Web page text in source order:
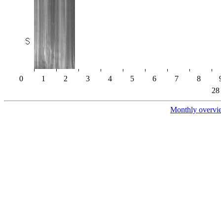
0 1 2 3 4 5 6 7 8
Monthly